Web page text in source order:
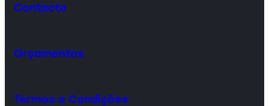
Contacto
Orçamentos
Termos e Condições